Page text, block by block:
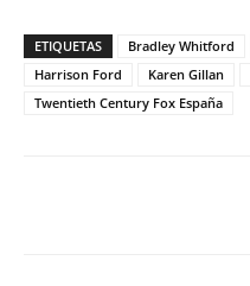
ETIQUETAS Bradley Whitford
Harrison Ford
Karen Gillan
Twentieth Century Fox España